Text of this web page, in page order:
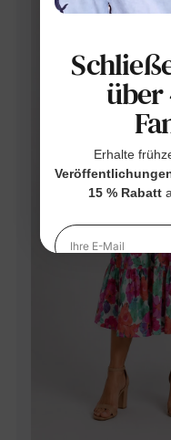
über
Erhalte
15 % Rabatt
Ihre E-Mail
Indem Sie sich